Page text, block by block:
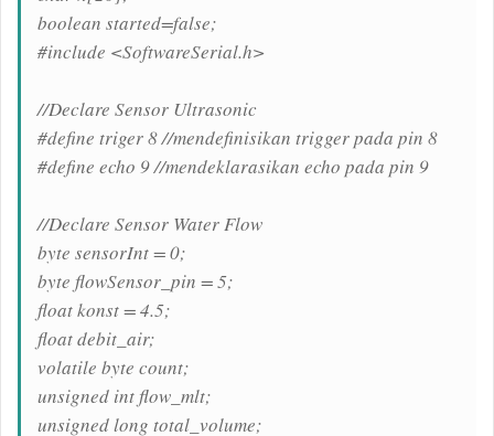
boolean started=false;
#include <SoftwareSerial.h>
//Declare Sensor Ultrasonic
#define triger 8 //mendefinisikan trigger pada pin 8
#define echo 9 //mendeklarasikan echo pada pin 9
//Declare Sensor Water Flow
byte sensorInt = 0;
byte flowSensor_pin = 5;
float konst = 4.5;
float debit_air;
volatile byte count;
unsigned int flow_mlt;
unsigned long total_volume;